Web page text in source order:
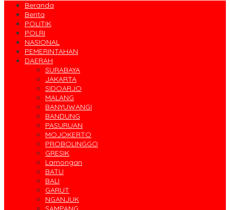
Beranda
Berita
POLITIK
POLRI
NASIONAL
PEMERINTAHAN
DAERAH
SURABAYA
JAKARTA
SIDOARJO
MALANG
BANYUWANGI
BANDUNG
PASURUAN
MOJOKERTO
PROBOLINGGO
GRESIK
Lamongan
BATU
BALI
GARUT
NGANJUK